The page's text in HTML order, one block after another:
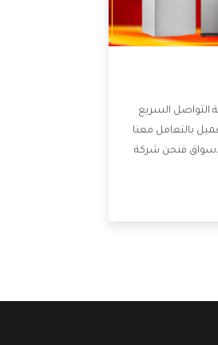
التواصل السريع
بالتعامل معنا
فنحن شركة
تكون منها خدمة